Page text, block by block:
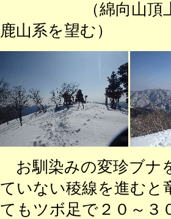
（綿向山頂
鹿山系を望む） （
お馴染みの変珍ブナ
ていない稜線を進むと
てもツボ足で２０～３